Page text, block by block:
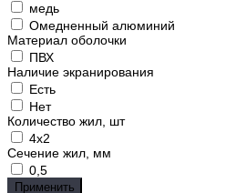
медь
Омедненный алюминий
Материал оболочки
ПВХ
Наличие экранирования
Есть
Нет
Количество жил, шт
4x2
Сечение жил, мм
0,5